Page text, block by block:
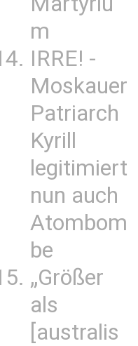
m
IRRE! -
Moskauer
Patriarch
Kyrill
legitimiert
nun auch
Atombom
be
„Größer
als
[australis